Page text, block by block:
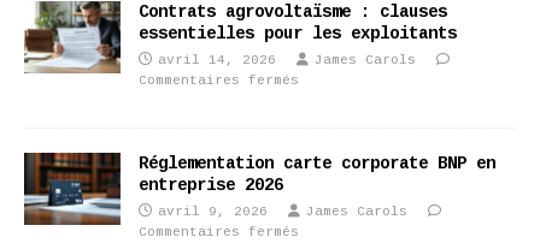
Contrats agrovoltaïsme : clauses
essentielles pour les exploitants
avril 14, 2026
James Carols
Commentaires fermés
Réglementation carte corporate BNP en
entreprise 2026
avril 9, 2026
James Carols
Commentaires fermés